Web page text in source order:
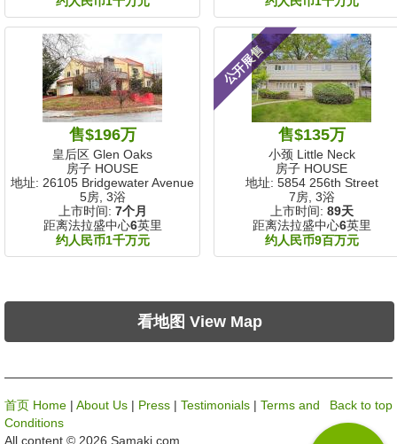
售$196万
皇后区 Glen Oaks
房子 HOUSE
地址: 26105 Bridgewater Avenue
5房, 3浴
上市时间: 7个月
距离法拉盛中心6英里
约人民币1千万元
公开展售
售$135万
小颈 Little Neck
房子 HOUSE
地址: 5854 256th Street
7房, 3浴
上市时间: 89天
距离法拉盛中心6英里
约人民币9百万元
看地图 View Map
Back to top
首页 Home | About Us | Press | Testimonials | Terms and
Conditions
All content © 2026 Samaki.com